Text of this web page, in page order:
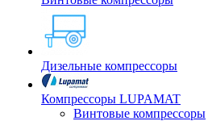
Дизельные компрессоры
Компрессоры LUPAMAT
Винтовые компрессоры